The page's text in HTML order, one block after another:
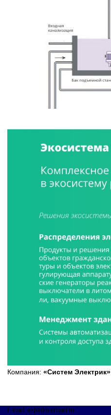
Компания: «Систем Электрик»
E-mail: expertmi@mail.ru